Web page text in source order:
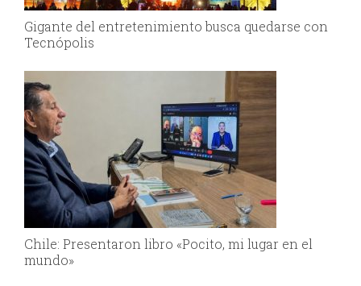
Gigante del entretenimiento busca quedarse con
Tecnópolis
Chile: Presentaron libro «Pocito, mi lugar en el
mundo»